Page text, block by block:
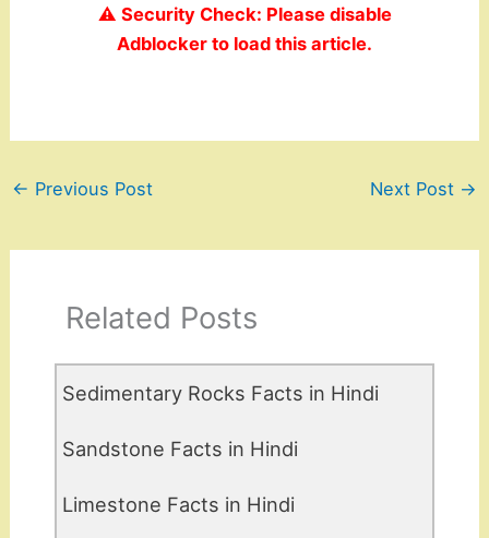
⚠️ Security Check: Please disable
Adblocker to load this article.
← Previous Post Next Post →
Related Posts
Sedimentary Rocks Facts in Hindi
Sandstone Facts in Hindi
Limestone Facts in Hindi